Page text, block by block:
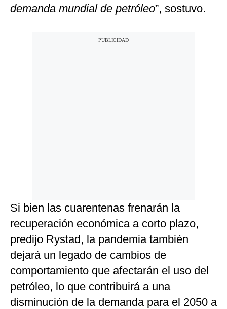
demanda mundial de petróleo”, sostuvo.
Si bien las cuarentenas frenarán la
recuperación económica a corto plazo,
predijo Rystad, la pandemia también
dejará un legado de cambios de
comportamiento que afectarán el uso del
petróleo, lo que contribuirá a una
disminución de la demanda para el 2050 a